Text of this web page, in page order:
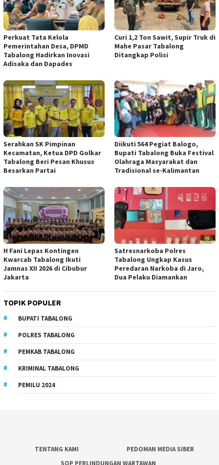
Perkuat Tata Kelola
Pemerintahan Desa, DPMD
Tabalong Hadirkan Inovasi
Adisaka dan Dapades
Curi 1,2 Ton Sawit, Supir Truk di
Mahe Pasar Tabalong
Ditangkap Polisi
Serahkan SK Pimpinan
Kecamatan, Ketua DPD Golkar
Tabalong Beri Pesan Khusus
Besarkan Partai
Diikuti 564 Pegiat Balogo,
Bupati Tabalong Buka Festival
Olahraga Masyarakat dan
Tradisional se-Kalimantan
H Fani Lepas Kontingen
Kwarcab Tabalong Ikuti
Jamnas XII 2026 di Cibubur
Jakarta
Satresnarkoba Polres
Tabalong Ungkap Kasus
Peredaran Narkoba di Jaro,
Dua Pelaku Diamankan
TOPIK POPULER
BUPATI TABALONG
POLRES TABALONG
PEMKAB TABALONG
KRIMINAL TABALONG
PEMILU 2024
TENTANG KAMI
PEDOMAN MEDIA SIBER
SOP PERLINDUNGAN WARTAWAN